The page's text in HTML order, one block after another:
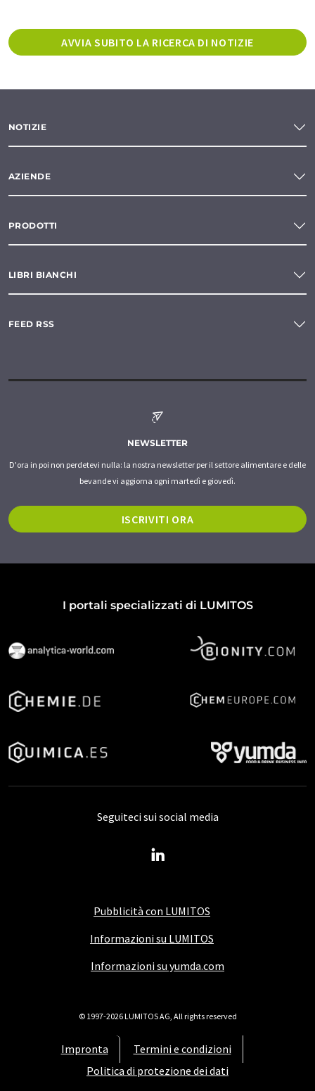
AVVIA SUBITO LA RICERCA DI NOTIZIE
NOTIZIE
AZIENDE
PRODOTTI
LIBRI BIANCHI
FEED RSS
NEWSLETTER
D'ora in poi non perdetevi nulla: la nostra newsletter per il settore alimentare e delle
bevande vi aggiorna ogni martedì e giovedì.
ISCRIVITI ORA
I portali specializzati di LUMITOS
Pubblicità con LUMITOS
Informazioni su LUMITOS
Informazioni su yumda.com
Impronta
Termini e condizioni
Politica di protezione dei dati
Seguiteci sui social media
© 1997-2026 LUMITOS AG, All rights reserved